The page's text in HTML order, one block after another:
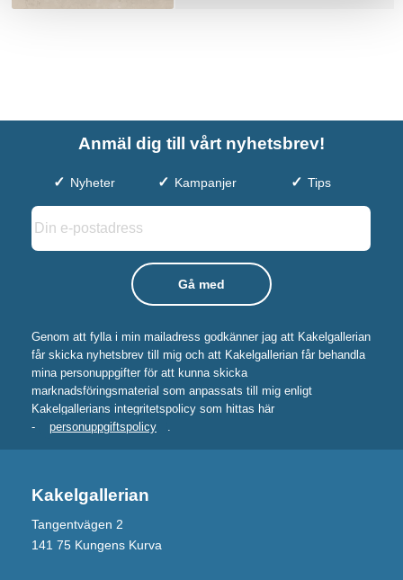
Anmäl dig till vårt nyhetsbrev!
Nyheter Kampanjer Tips
Genom att fylla i min mailadress godkänner jag att Kakelgallerian
får skicka nyhetsbrev till mig och att Kakelgallerian får behandla
mina personuppgifter för att kunna skicka
marknadsföringsmaterial som anpassats till mig enligt
Kakelgallerians integritetspolicy som hittas här
-
personuppgiftspolicy .
Kakelgallerian
Tangentvägen 2
141 75 Kungens Kurva